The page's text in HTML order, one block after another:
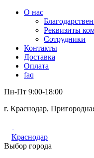
О нас
Реквизиты
Сотрудники
Контакты
Доставка
Оплата
faq
Пн-Пт 9:00-18:00
г. Краснодар,
Краснодар
Выбор города